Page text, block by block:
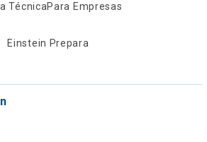
TécnicaPara Empresas
Einstein Prepara